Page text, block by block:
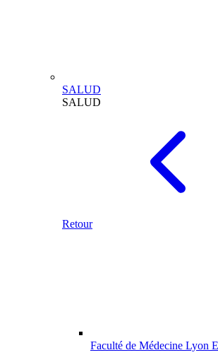
SALUD
SALUD
Retour
Faculté de Médecine Lyon